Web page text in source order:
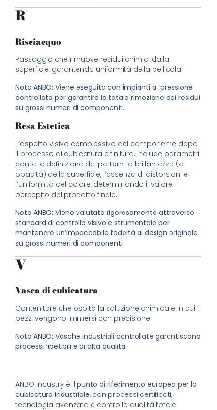
R
Risciacquo
Passaggio che rimuove residui chimici dalla
superficie, garantendo uniformità della pellicola.
Nota ANBO: Viene eseguito con impianti a pressione
controllata per garantire la totale rimozione dei residui
su grossi numeri di componenti.
Resa Estetica
L’aspetto visivo complessivo del componente dopo
il processo di cubicatura e finitura. Include parametri
come la definizione del pattern, la brillantezza (o
opacità) della superficie, l’assenza di distorsioni e
l’uniformità del colore, determinando il valore
percepito del prodotto finale.
Nota ANBO: Viene valutata rigorosamente attraverso
standard di controllo visivo e strumentale per
mantenere un’impeccabile fedeltà al design originale
su grossi numeri di componenti
V
Vasca di cubicatura
Contenitore che ospita la soluzione chimica e in cui i
pezzi vengono immersi con precisione.
Nota ANBO: Vasche industriali controllate garantiscono
processi ripetibili e di alta qualità.
ANBO Industry è ilpunto di riferimento europeo per la
cubicatura industriale, con processi certificati,
tecnologia avanzata e controllo qualità totale.